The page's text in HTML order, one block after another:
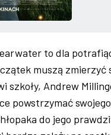
to dla
muszą
szkoły, Andrew
powstrzymać
do jego